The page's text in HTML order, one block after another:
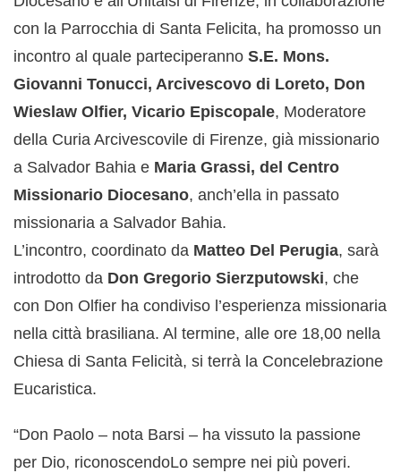
con la Parrocchia di Santa Felicita, ha promosso un
incontro al quale parteciperanno S.E. Mons.
Giovanni Tonucci, Arcivescovo di Loreto, Don
Wieslaw Olfier, Vicario Episcopale, Moderatore
della Curia Arcivescovile di Firenze, già missionario
a Salvador Bahia e Maria Grassi, del Centro
Missionario Diocesano, anch’ella in passato
missionaria a Salvador Bahia.
L’incontro, coordinato da Matteo Del Perugia, sarà
introdotto da Don Gregorio Sierzputowski, che
con Don Olfier ha condiviso l’esperienza missionaria
nella città brasiliana. Al termine, alle ore 18,00 nella
Chiesa di Santa Felicità, si terrà la Concelebrazione
Eucaristica.
“Don Paolo – nota Barsi – ha vissuto la passione
per Dio, riconoscendoLo sempre nei più poveri.